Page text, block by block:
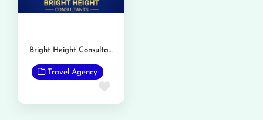
Bright Height Consultants
Travel Agency
Favorite